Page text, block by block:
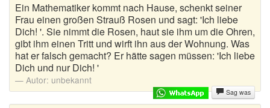
Ein Mathematiker kommt nach Hause, schenkt seiner
Frau einen großen Strauß Rosen und sagt: 'Ich liebe
Dich! '. Sie nimmt die Rosen, haut sie ihm um die Ohren,
gibt ihm einen Tritt und wirft ihn aus der Wohnung. Was
hat er falsch gemacht? Er hätte sagen müssen: 'Ich liebe
Dich und nur Dich! '
Autor: unbekannt
Sag was